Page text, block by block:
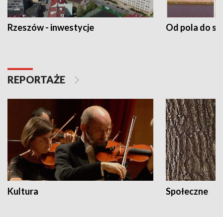
Rzeszów - inwestycje Od pola do
REPORTAŻE
Kultura Społeczne